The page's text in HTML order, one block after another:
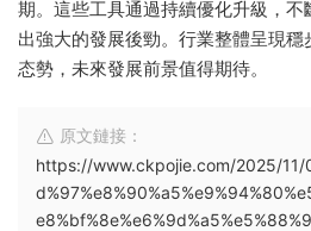
期。這些工具通過持續優化升級，
出強大的發展後勁。行業整體呈現
态勢，未來發展前景值得期待。
原文鏈接：
https://www.ckpojie.com/2025/11/